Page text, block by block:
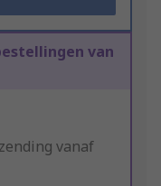
van
vanaf